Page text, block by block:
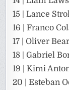
15 | Lance
16 | Franco
17 | Oliver
18 | Gabriel
19 | Kimi
20 | Esteban